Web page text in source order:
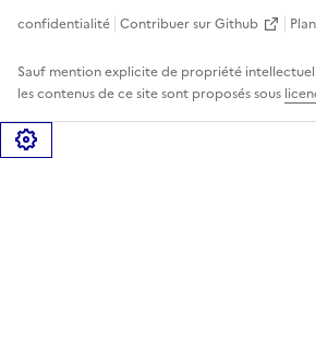
confidentialité Contribuer sur Github
Sauf mention explicite de propriété
les contenus de ce site sont proposés sous
Gérer les cookies